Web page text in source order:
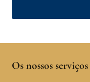
Os nossos serviços